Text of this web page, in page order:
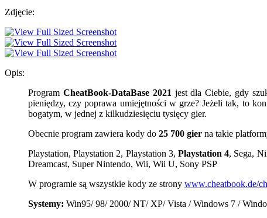
Zdjęcie:
Opis:
Program CheatBook-DataBase 2021 jest dla Ciebie, gdy
pieniędzy, czy poprawa umiejętności w grze? Jeżeli tak, to
bogatym, w jednej z kilkudziesięciu tysięcy gier.
Obecnie program zawiera kody do 25 700 gier na takie
Playstation, Playstation 2, Playstation 3, Playstation 4, Sega,
Dreamcast, Super Nintendo, Wii, Wii U, Sony PSP
W programie są wszystkie kody ze strony www.cheatbook.de/
Systemy: Win95/ 98/ 2000/ NT/ XP/ Vista / Windows 7 /